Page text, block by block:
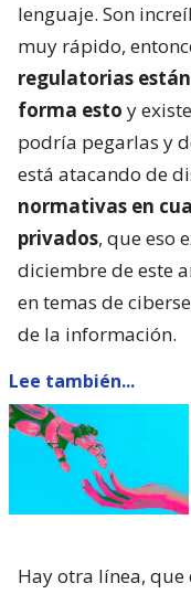
lenguaje. Son
muy rápido,
regulatorias
forma esto y
podría pegarlas y
está atacando de
normativas en
privados, que eso
diciembre de este
en temas de
de la información.
Lee también...
Hay otra línea, que